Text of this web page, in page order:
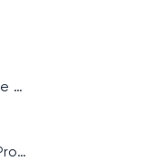
Ferramenta de maquiagem e acessórios
Saúde e Equipamentos de Proteção